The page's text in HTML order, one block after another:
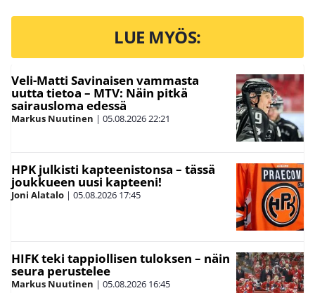
LUE MYÖS:
Veli-Matti Savinaisen vammasta
uutta tietoa – MTV: Näin pitkä
sairausloma edessä
Markus Nuutinen | 05.08.202622:21
HPK julkisti kapteenistonsa – tässä
joukkueen uusi kapteeni!
Joni Alatalo | 05.08.2026 17:45
HIFK teki tappiollisen tuloksen – näin
seura perustelee
Markus Nuutinen | 05.08.2026 16:45